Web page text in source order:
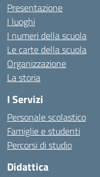
Presentazione
I luoghi
I numeri della scuola
Le carte della scuola
Organizzazione
La storia
I Servizi
Personale scolastico
Famiglie e studenti
Percorsi di studio
Didattica